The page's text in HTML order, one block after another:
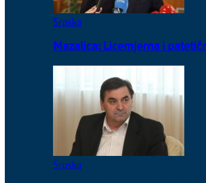
Srpska
Mazalica: Licemjerna i
Srpska